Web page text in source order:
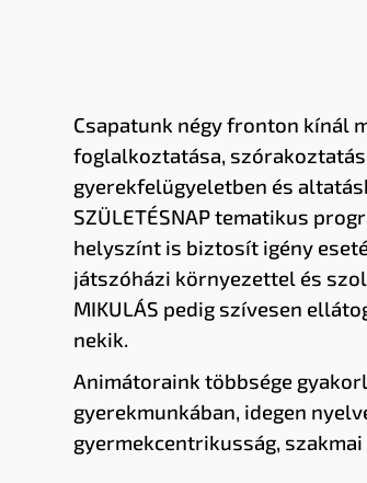
Csapatunk négy fronton kínál
foglalkoztatása,
gyerekfelügyeletben és
SZÜLETÉSNAP tematikus
helyszínt is biztosít igény
játszóházi környezettel és
MIKULÁS pedig szívesen
nekik.
Animátoraink többsége
gyerekmunkában, idegen
gyermekcentrikusság,